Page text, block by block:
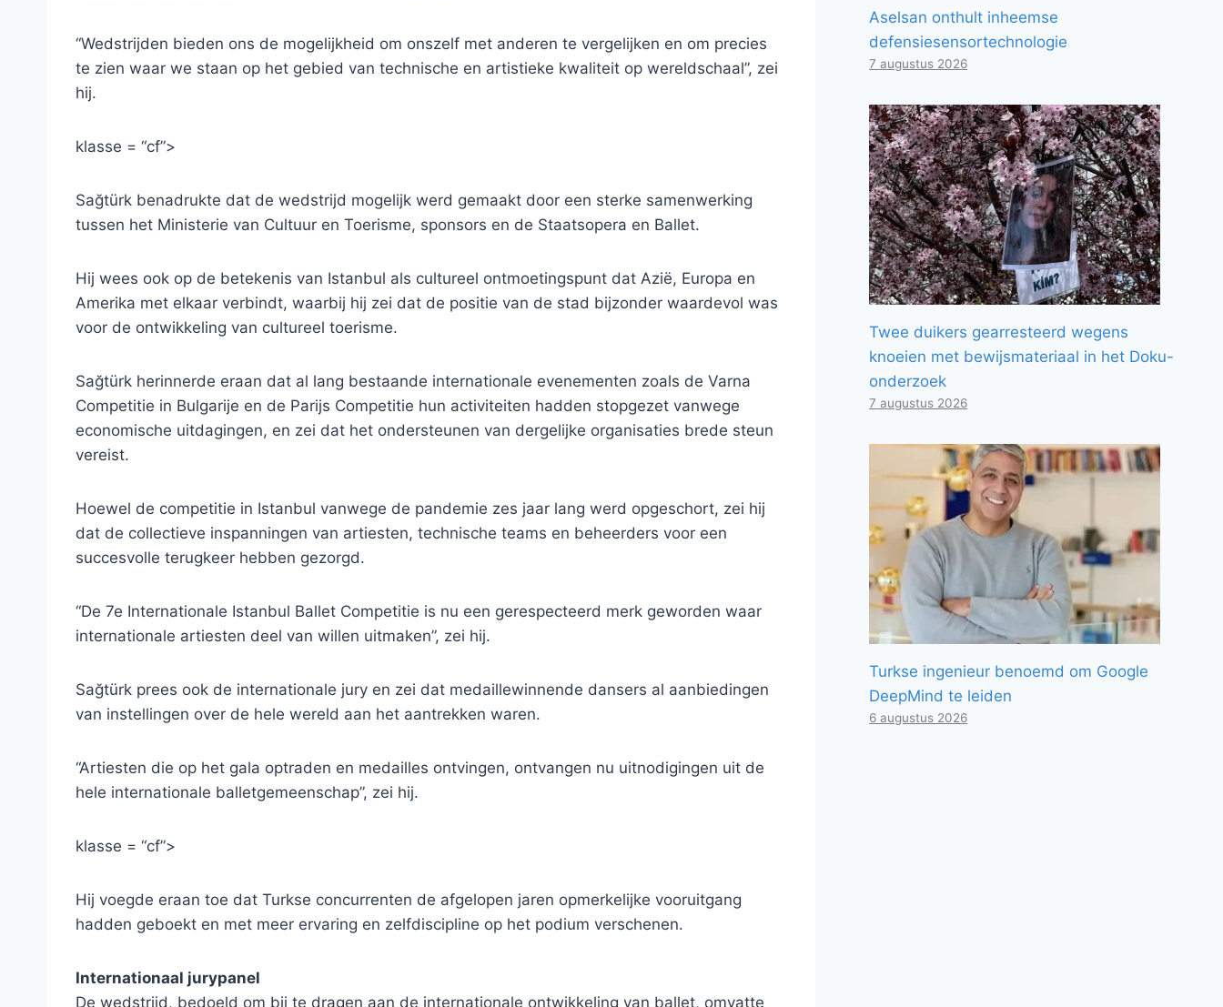
“Wedstrijden bieden ons de mogelijkheid om onszelf met anderen te vergelijken en om precies
te zien waar we staan ​​op het gebied van technische en artistieke kwaliteit op wereldschaal”, zei
hij.
klasse = “cf”>
Sağtürk benadrukte dat de wedstrijd mogelijk werd gemaakt door een sterke samenwerking
tussen het Ministerie van Cultuur en Toerisme, sponsors en de Staatsopera en Ballet.
Hij wees ook op de betekenis van Istanbul als cultureel ontmoetingspunt dat Azië, Europa en
Amerika met elkaar verbindt, waarbij hij zei dat de positie van de stad bijzonder waardevol was
voor de ontwikkeling van cultureel toerisme.
Sağtürk herinnerde eraan dat al lang bestaande internationale evenementen zoals de Varna
Competitie in Bulgarije en de Parijs Competitie hun activiteiten hadden stopgezet vanwege
economische uitdagingen, en zei dat het ondersteunen van dergelijke organisaties brede steun
vereist.
Hoewel de competitie in Istanbul vanwege de pandemie zes jaar lang werd opgeschort, zei hij
dat de collectieve inspanningen van artiesten, technische teams en beheerders voor een
succesvolle terugkeer hebben gezorgd.
“De 7e Internationale Istanbul Ballet Competitie is nu een gerespecteerd merk geworden waar
internationale artiesten deel van willen uitmaken”, zei hij.
Sağtürk prees ook de internationale jury en zei dat medaillewinnende dansers al aanbiedingen
van instellingen over de hele wereld aan het aantrekken waren.
“Artiesten die op het gala optraden en medailles ontvingen, ontvangen nu uitnodigingen uit de
hele internationale balletgemeenschap”, zei hij.
klasse = “cf”>
Hij voegde eraan toe dat Turkse concurrenten de afgelopen jaren opmerkelijke vooruitgang
hadden geboekt en met meer ervaring en zelfdiscipline op het podium verschenen.
Internationaal jurypanel
De wedstrijd, bedoeld om bij te dragen aan de internationale ontwikkeling van ballet, omvatte
Aselsan onthult inheemse
defensiesensortechnologie
7 augustus 2026
Twee duikers gearresteerd wegens
knoeien met bewijsmateriaal in het Doku-
onderzoek
7 augustus 2026
Turkse ingenieur benoemd om Google
DeepMind te leiden
6 augustus 2026